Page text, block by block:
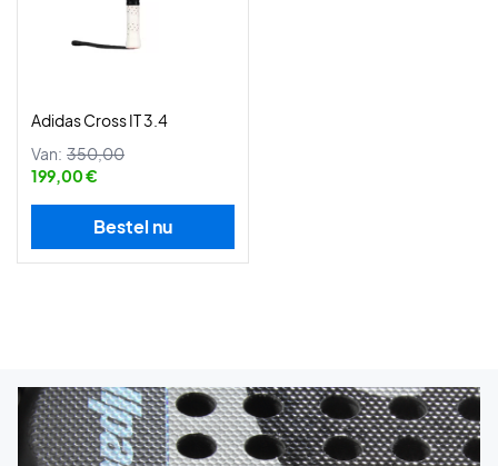
Adidas Cross IT 3.4
Van: 350,00
199,00 €
Bestel nu